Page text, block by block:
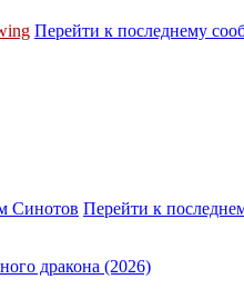
Перейти к последнему
Синотов Перейти к
дракона (2026)